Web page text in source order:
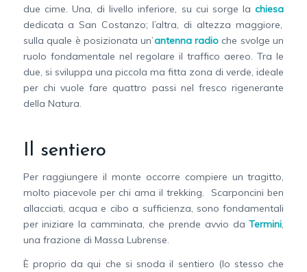
due cime. Una, di livello inferiore, su cui sorge lachiesa
dedicata a San Costanzo; l’altra, di altezza maggiore,
sulla quale è posizionata un’antenna radio che svolge un
ruolo fondamentale nel regolare il traffico aereo. Tra le
due, si sviluppa una piccola ma fitta zona di verde, ideale
per chi vuole fare quattro passi nel fresco rigenerante
della Natura.
Il sentiero
Per raggiungere il monte occorre compiere un tragitto,
molto piacevole per chi ama il trekking. Scarponcini ben
allacciati, acqua e cibo a sufficienza, sono fondamentali
per iniziare la camminata, che prende avvio daTermini,
una frazione di Massa Lubrense.
È proprio da qui che si snoda il sentiero (lo stesso che